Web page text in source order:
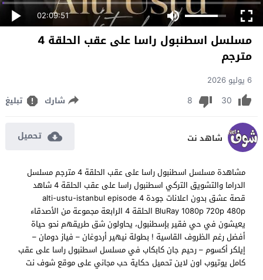
02:09:51
مسلسل اسطنبول راسا على عقب الحلقة 4
مترجم
6 يوليو 2026
30
8 شارك تبليغ
شاهد نت تحميل
مشاهدة مسلسل اسطنبول راسا على عقب الحلقة 4 مترجم مسلسل
الدراما والتشويق التركي اسطنبول راسا على عقب الحلقة 4 شاهد
قصة عشق بدون اعلانات جودة alti-ustu-istanbul episode 4
BluRay 1080p 720p 480p الحلقة 4 الرابعة مجموعة من الأصدقاء
يعيشون في حي فقير بإسطنبول، يحاولون شق طريقهم نحو حياة
أفضل رغم الظروف القاسية ! بطولة نيهير أردوغان – فياز دومان –
إيلكر أكسوم – رحيم جان كابكاب في مسلسل اسطنبول راسا على عقب
كامل يوتيوب اون لاين تحميل حكاية حب مجاني على موقع شوف نت